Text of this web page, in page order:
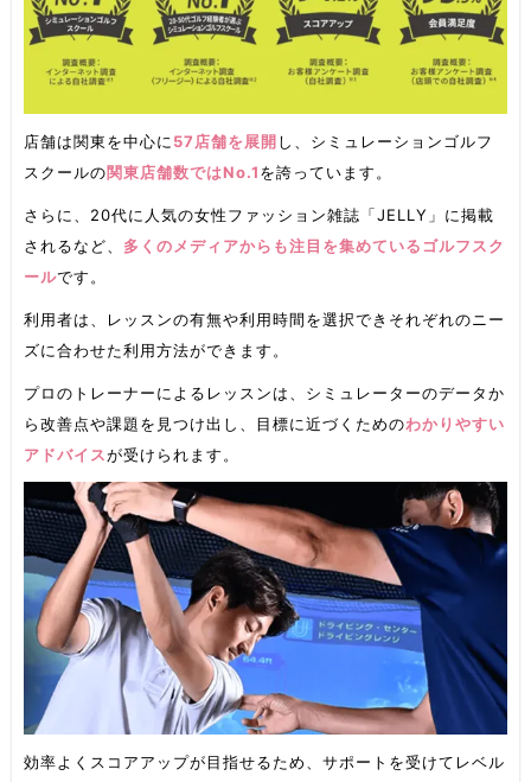
店舗は関東を中心に57店舗を展開し、シミュレーションゴルフ
スクールの関東店舗数ではNo.1を誇っています。
さらに、20代に人気の女性ファッション雑誌「JELLY」に掲載
されるなど、 多くのメディアからも注目を集めているゴルフスク
ールです。
利用者は、レッスンの有無や利用時間を選択できそれぞれのニー
ズに合わせた利用方法ができます。
プロのトレーナーによるレッスンは、シミュレーターのデータか
ら改善点や課題を見つけ出し、目標に近づくためのわかりやすい
アドバイスが受けられます。
効率よくスコアアップが目指せるため、サポートを受けてレベル